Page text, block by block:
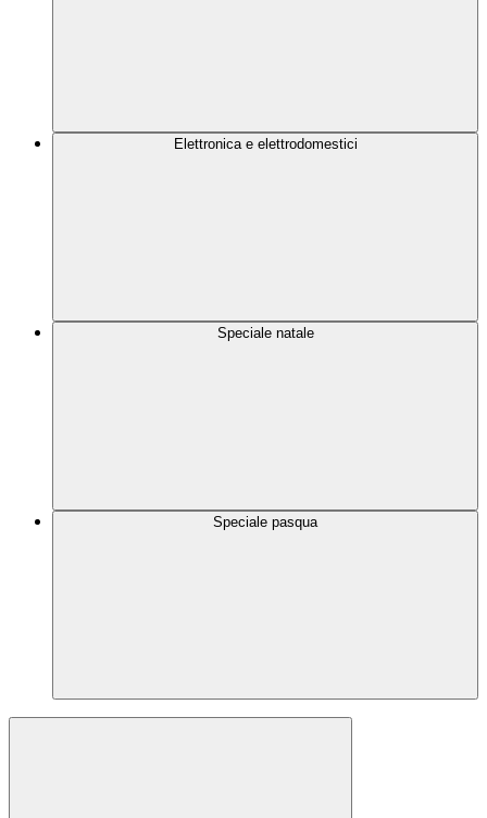
Elettronica e elettrodomestici
Speciale natale
Speciale pasqua